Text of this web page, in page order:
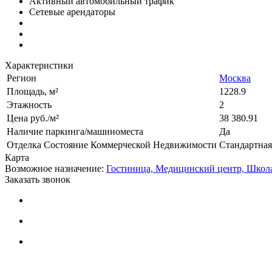
Сетевые арендаторы
Характеристики
Регион
Москва
Площадь, м²
1228.9
Этажность
2
Цена руб./м²
38 380.91
Наличие паркинга/машиноместа
Да
Отделка Состояние Коммерческой Недвижимости Стандартная
Карта
Возможное назначение: Гостиница, Медицинский центр,
Заказать звонок